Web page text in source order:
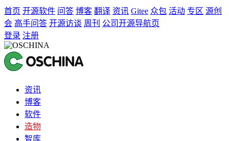
首页 开源软件 问答 博客 翻译 资讯 Gitee 众包 活动 专区 源创
会 高手问答 开源访谈 周刊 公司开源导航页
登录 注册
资讯
博客
软件
造物
智库